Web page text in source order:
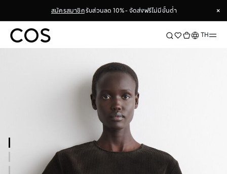
สมัครสมาชิกรับส่วนลด 10% - จัดส่งฟรีไม่มีขั้นต่ำ
×
×
ภาษาTH